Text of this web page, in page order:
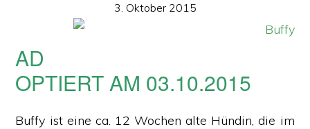
3. Oktober 2015
AD
OPTIERT AM 03.10.2015
Buffy ist eine ca. 12 Wochen alte Hündin, die im